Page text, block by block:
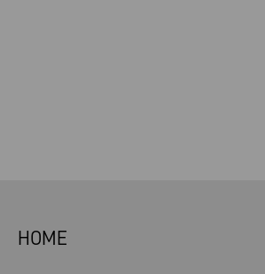
HOME